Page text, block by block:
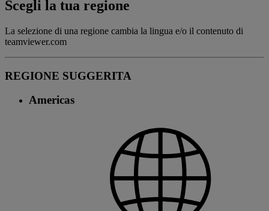
Scegli la tua regione
La selezione di una regione cambia la lingua e/o il contenuto di
teamviewer.com
REGIONE SUGGERITA
Americas